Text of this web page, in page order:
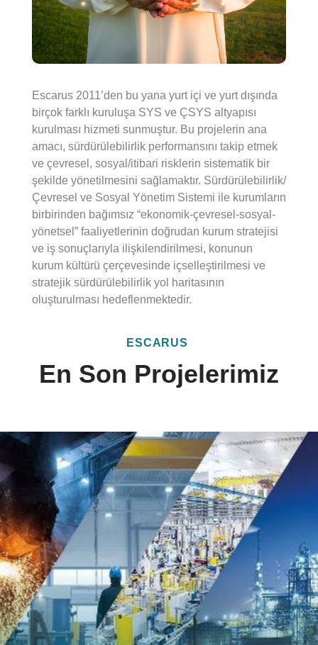
Escarus 2011’den bu yana yurt içi ve yurt dışında
birçok farklı kuruluşa SYS ve ÇSYS altyapısı
kurulması hizmeti sunmuştur. Bu projelerin ana
amacı, sürdürülebilirlik performansını takip etmek
ve çevresel, sosyal/itibari risklerin sistematik bir
şekilde yönetilmesini sağlamaktır. Sürdürülebilirlik/
Çevresel ve Sosyal Yönetim Sistemi ile kurumların
birbirinden bağımsız “ekonomik-çevresel-sosyal-
yönetsel” faaliyetlerinin doğrudan kurum stratejisi
ve iş sonuçlarıyla ilişkilendirilmesi, konunun
kurum kültürü çerçevesinde içselleştirilmesi ve
stratejik sürdürülebilirlik yol haritasının
oluşturulması hedeflenmektedir.
ESCARUS
En Son Projelerimiz